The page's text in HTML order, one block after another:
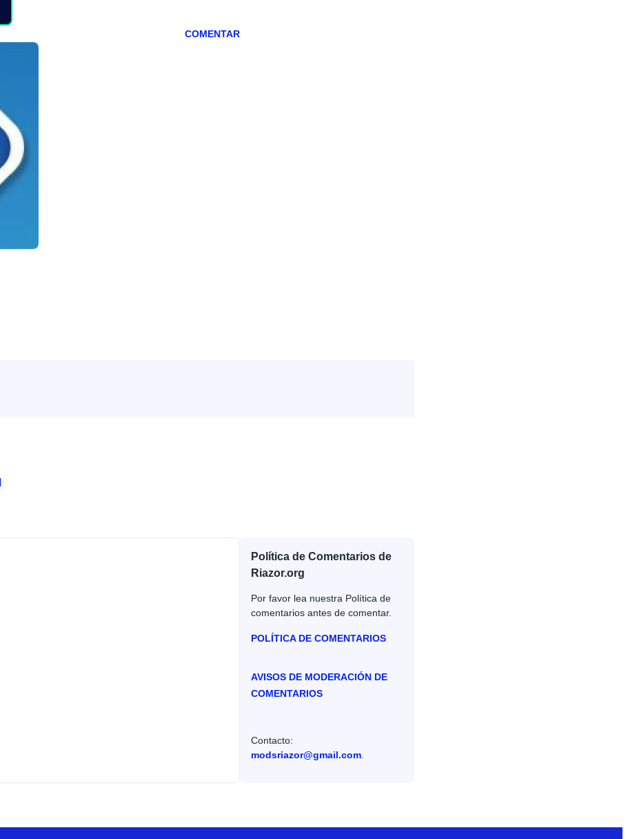
COMENTAR
Política de Comentarios de
Riazor.org
Por favor lea nuestra Política de
comentarios antes de comentar.
POLÍTICA DE COMENTARIOS
AVISOS DE MODERACIÓN DE
COMENTARIOS
Contacto:
modsriazor@gmail.com.